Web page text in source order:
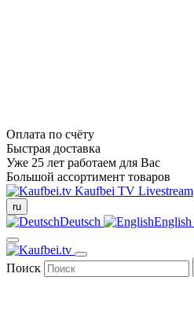
Оплата по счёту
Быстрая доставка
Уже 25 лет работаем для Вас
Большой ассортимент товаров
Kaufbei TV Livestream
ru
Deutsch English
Поиск